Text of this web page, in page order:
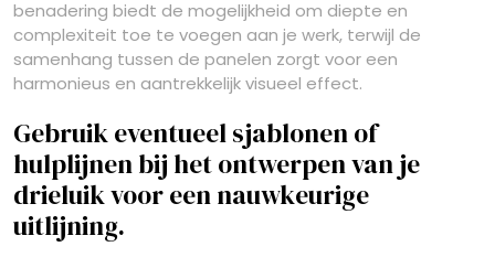
benadering biedt de mogelijkheid om diepte en
complexiteit toe te voegen aan je werk, terwijl de
samenhang tussen de panelen zorgt voor een
harmonieus en aantrekkelijk visueel effect.
Gebruik eventueel sjablonen of
hulplijnen bij het ontwerpen van je
drieluik voor een nauwkeurige
uitlijning.